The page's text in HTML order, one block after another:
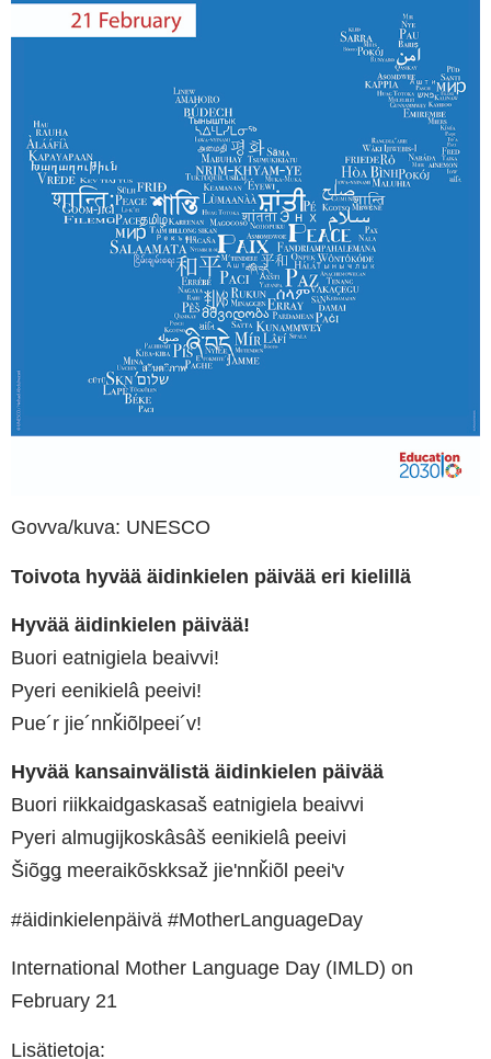
Govva/kuva: UNESCO
Toivota hyvää äidinkielen päivää eri kielillä
Hyvää äidinkielen päivää!
Buori eatnigiela beaivvi!
Pyeri eenikielâ peeivi!
Pue´r jie´nnǩiõlpeei´v!
Hyvää kansainvälistä äidinkielen päivää
Buori riikkaidgaskasaš eatnigiela beaivvi
Pyeri almugijkoskâsâš eenikielâ peeivi
Šiõǥǥ meeraikõskksaž jieʹnnǩiõl peeiʹv
#äidinkielenpäivä #MotherLanguageDay
International Mother Language Day (IMLD) on
February 21
Lisätietoja: